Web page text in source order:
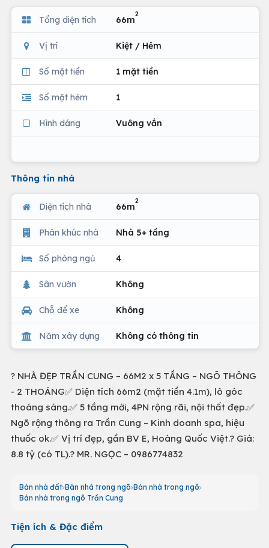
Tổng diện tích 66m
2
Vị trí Kiệt / Hẻm
Số mặt tiền 1 mặt tiền
Số mặt hẻm 1
Hình dáng Vuông vắn
Thông tin nhà
Diện tích nhà 66m
2
Phân khúc nhà Nhà 5+ tầng
Số phòng ngủ 4
Sân vườn Không
Chỗ để xe Không
Năm xây dựng Không có thông tin
? NHÀ ĐẸP TRẦN CUNG – 66M2 x 5 TẦNG – NGÕ THÔNG
- 2 THOÁNG✅ Diện tích 66m2 (mặt tiền 4.1m), lô góc
thoáng sáng.✅ 5 tầng mới, 4PN rộng rãi, nội thất đẹp.✅
Ngõ rộng thông ra Trần Cung – Kinh doanh spa, hiệu
thuốc ok.✅ Vị trí đẹp, gần BV E, Hoàng Quốc Việt.? Giá:
8.8 tỷ (có TL).? MR. NGỌC – 0986774832
Bán nhà đất Bán nhà trong ngõ Bán nhà trong ngõ
Bán nhà trong ngõ Trần Cung
Tiện ích & Đặc điểm